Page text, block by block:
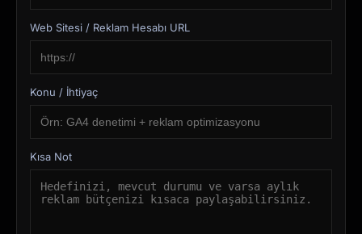
Web Sitesi / Reklam Hesabı URL
Konu / İhtiyaç
Kısa Not